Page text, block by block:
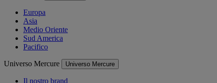
Europa
Asia
Medio Oriente
Sud America
Pacifico
Universo Mercure Universo Mercure
Il nostro brand